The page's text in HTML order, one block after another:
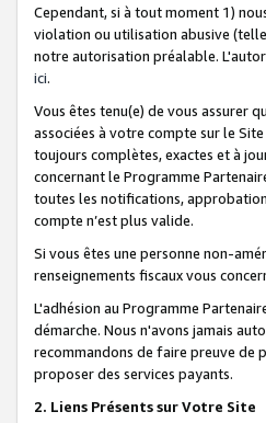
Cependant, si à tout moment 1)
violation ou utilisation abusive
notre autorisation préalable.
ici.
Vous êtes tenu(e) de vous assurer
associées à votre compte sur le
toujours complètes, exactes et à
concernant le Programme
toutes les notifications,
compte n’est plus valide.
Si vous êtes une personne non-
renseignements fiscaux vous
L'adhésion au Programme
démarche. Nous n'avons jamais
recommandons de faire preuve de
proposer des services payants.
2. Liens Présents sur Votre Site